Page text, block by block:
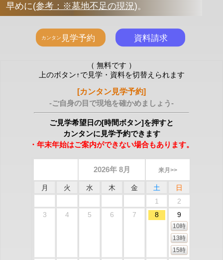
早めに(参考：※墓地不足の現況)。
（ 無料です ）
上のボタン↑で見学・資料を切替えられます
[カンタン見学予約]
-ご自身の目で現地を確かめましょう-
ご見学希望日の[時間ボタン]を押すと
カンタンに見学予約できます
・年末年始はご案内ができない場合もあります。
2026年 8月 来月>>
月 火 水 木 金 土
日
1
2
3
4 5 6 7 8 9
10時
13時
15時